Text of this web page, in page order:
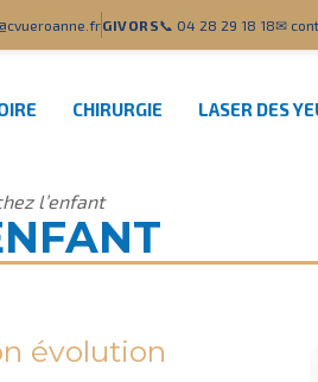
GIVORS📞 04 28 29 18 18✉
CHIRURGIE LASER DES
l’enfant
évolution